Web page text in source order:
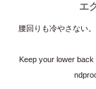
エ
腰回りも冷やさない
Keep your lower